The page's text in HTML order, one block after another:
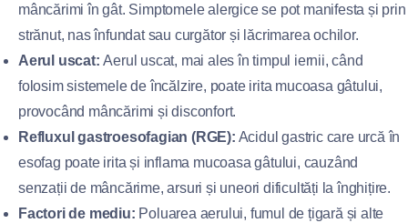
mâncărimi în gât. Simptomele alergice se pot manifesta și prin
strănut, nas înfundat sau curgător și lăcrimarea ochilor.
Aerul uscat:Aerul uscat, mai ales în timpul iernii, când
folosim sistemele de încălzire, poate irita mucoasa gâtului,
provocând mâncărimi și disconfort.
Refluxul gastroesofagian (RGE): Acidul gastric care urcă în
esofag poate irita și inflama mucoasa gâtului, cauzând
senzații de mâncărime, arsuri și uneori dificultăți la înghițire.
Factori de mediu: Poluarea aerului, fumul de țigară și alte